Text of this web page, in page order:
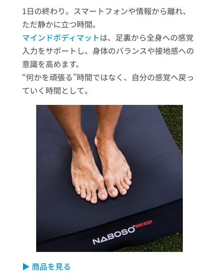
1日の終わり。スマートフォンや情報から離れ、
ただ静かに立つ時間。
マインドボディマットは、足裏から全身への感覚
入力をサポートし、身体のバランスや接地感への
意識を高めます。
“何かを頑張る”時間ではなく、自分の感覚へ戻っ
ていく時間として。
▶ 商品を見る